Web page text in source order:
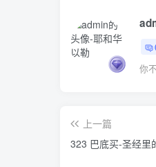
你
上一篇
323 巴底买-圣经